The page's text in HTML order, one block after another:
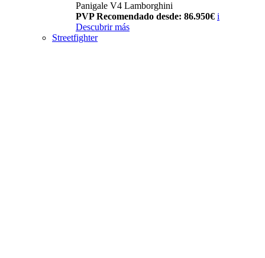
Panigale V4 Lamborghini
PVP Recomendado desde: 86.950€ i
Descubrir más
Streetfighter